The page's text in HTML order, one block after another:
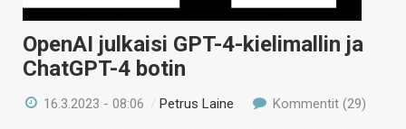
VAIHDA TEEMA
OpenAI julkaisi GPT-4-kielimallin ja
ChatGPT-4 botin
16.3.2023 - 08:06 / Petrus Laine Kommentit (29)